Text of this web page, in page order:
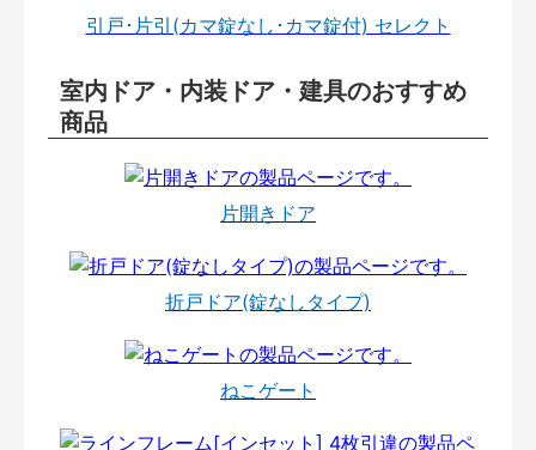
引戸･片引(カマ錠なし･カマ錠付) セレクト
室内ドア・内装ドア・建具のおすすめ
商品
片開きドア
折戸ドア(錠なしタイプ)
ねこゲート